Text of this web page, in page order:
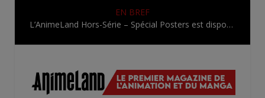
EN BREF
L’AnimeLand Hors-Série – Spécial Posters est disponible !